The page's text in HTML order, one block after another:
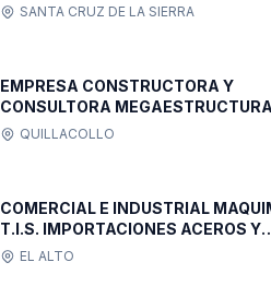
SANTA CRUZ DE LA SIERRA
EMPRESA CONSTRUCTORA Y
CONSULTORA
BARRANCOS
QUILLACOLLO
COMERCIAL E INDUSTRIAL
T.I.S. IMPORTACIONES ACEROS Y
HERRAMIENTAS TECNOLOGIA
EL ALTO